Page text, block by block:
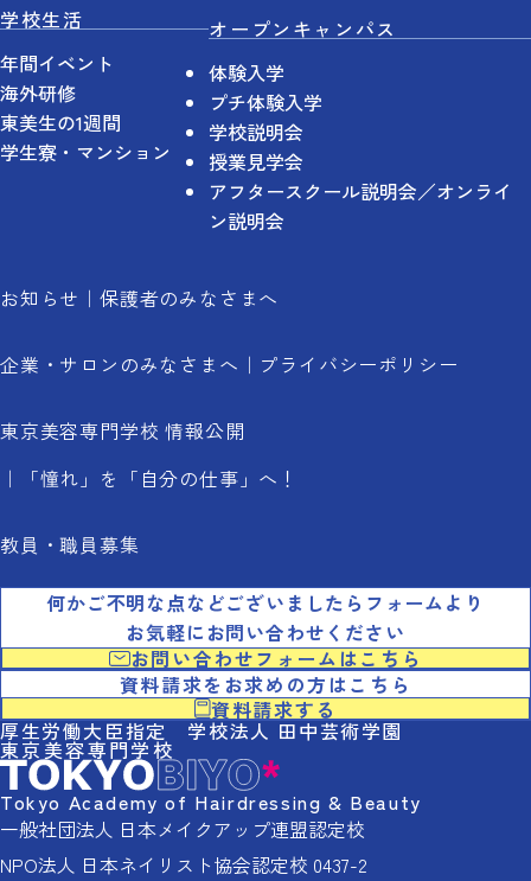
学校生活
年間イベント
海外研修
東美生の1週間
学生寮・マンション
オープンキャンパス
体験入学
プチ体験入学
学校説明会
授業見学会
アフタースクール説明会／オンライ
ン説明会
お知らせ 保護者のみなさまへ
企業・サロンのみなさまへ プライバシーポリシー
東京美容専門学校 情報公開
「憧れ」を「自分の仕事」へ！
教員・職員募集
何かご不明な点などございましたらフォームより
お気軽にお問い合わせください
お問い合わせフォームはこちら
資料請求をお求めの方はこちら
資料請求する
厚生労働大臣指定 学校法人 田中芸術学園
東京美容専門学校
Tokyo Academy of Hairdressing & Beauty
一般社団法人 日本メイクアップ連盟認定校
NPO法人 日本ネイリスト協会認定校 0437-2